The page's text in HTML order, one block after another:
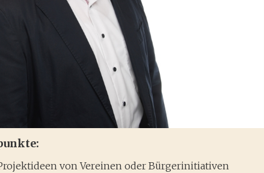
von Vereinen oder Bürgerinitiativen